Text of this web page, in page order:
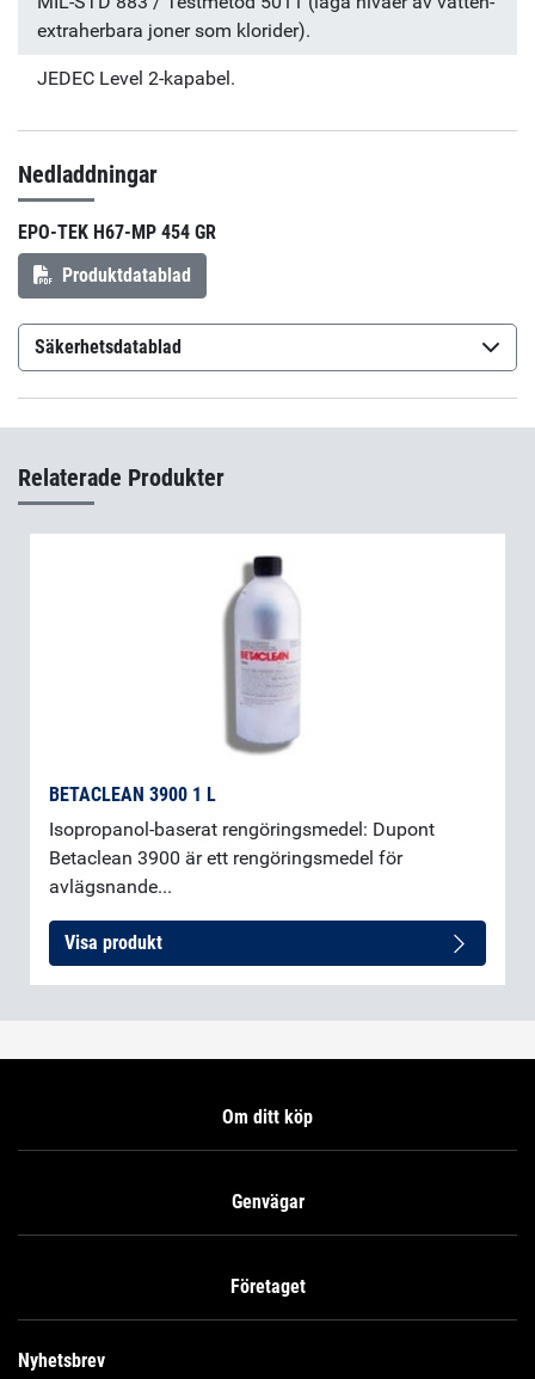
extraherbara joner som klorider).
JEDEC Level 2-kapabel.
Nedladdningar
EPO-TEK H67-MP 454 GR
Produktdatablad
Säkerhetsdatablad
Epo-Tek H67-MP (sv-SE)
Relaterade Produkter
BETACLEAN 3900 1 L
Isopropanol-baserat rengöringsmedel: Dupont
Betaclean 3900 är ett rengöringsmedel för
avlägsnande...
Visa produkt
Om ditt köp
Genvägar
Företaget
Nyhetsbrev